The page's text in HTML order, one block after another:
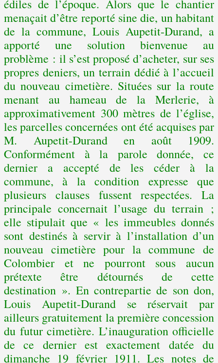
édiles de l’époque. Alors que le chantier
menaçait d’être reporté sine die, un habitant
de la commune, Louis Aupetit-Durand, a
apporté une solution bienvenue au
problème : il s’est proposé d’acheter, sur ses
propres deniers, un terrain dédié à l’accueil
du nouveau cimetière. Situées sur la route
menant au hameau de la Merlerie, à
approximativement 300 mètres de l’église,
les parcelles concernées ont été acquises par
M. Aupetit-Durand en août 1909.
Conformément à la parole donnée, ce
dernier a accepté de les céder à la
commune, à la condition expresse que
plusieurs clauses fussent respectées. La
principale concernait l’usage du terrain ;
elle stipulait que « les immeubles donnés
sont destinés à servir à l’installation d’un
nouveau cimetière pour la commune de
Colombier et ne pourront sous aucun
prétexte être détournés de cette
destination ». En contrepartie de son don,
Louis Aupetit-Durand se réservait par
ailleurs gratuitement la première concession
du futur cimetière. L’inauguration officielle
de ce dernier est exactement datée du
dimanche 19 février 1911. Les notes de